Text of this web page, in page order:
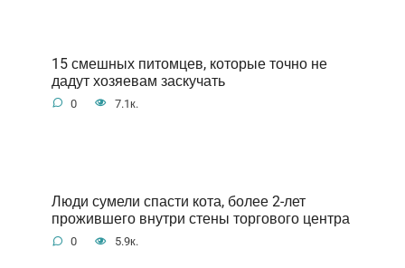
15 смешных питомцев, которые точно не
дадут хозяевам заскучать
0 7.1к.
Люди сумели спасти кота, более 2-лет
прожившего внутри стены торгового центра
0 5.9к.